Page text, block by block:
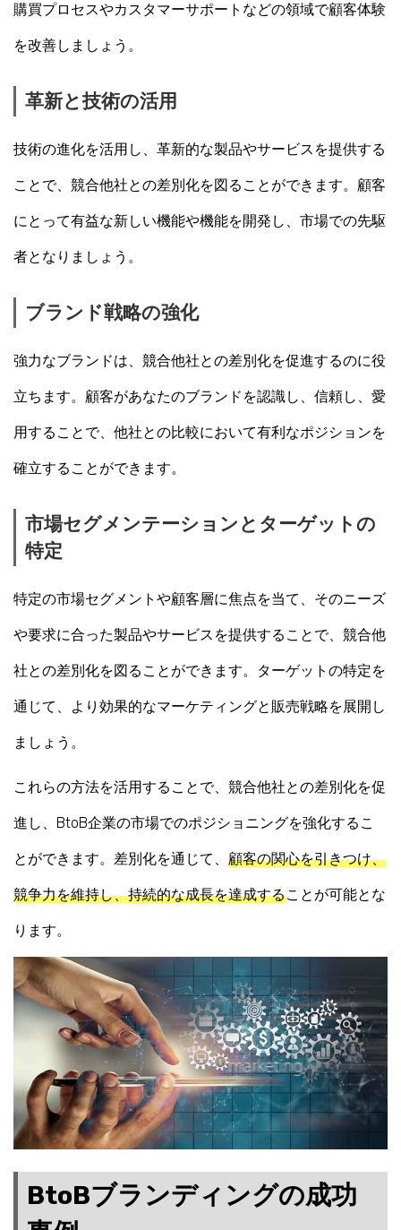
購買プロセスやカスタマーサポートなどの領域で顧客体験
を改善しましょう。
革新と技術の活用
技術の進化を活用し、革新的な製品やサービスを提供する
ことで、競合他社との差別化を図ることができます。顧客
にとって有益な新しい機能や機能を開発し、市場での先駆
者となりましょう。
ブランド戦略の強化
強力なブランドは、競合他社との差別化を促進するのに役
立ちます。顧客があなたのブランドを認識し、信頼し、愛
用することで、他社との比較において有利なポジションを
確立することができます。
市場セグメンテーションとターゲットの
特定
特定の市場セグメントや顧客層に焦点を当て、そのニーズ
や要求に合った製品やサービスを提供することで、競合他
社との差別化を図ることができます。ターゲットの特定を
通じて、より効果的なマーケティングと販売戦略を展開し
ましょう。
これらの方法を活用することで、競合他社との差別化を促
進し、BtoB企業の市場でのポジショニングを強化するこ
とができます。差別化を通じて、 顧客の関心を引きつけ、
競争力を維持し、持続的な成長を達成することが可能とな
ります。
BtoBブランディングの成功